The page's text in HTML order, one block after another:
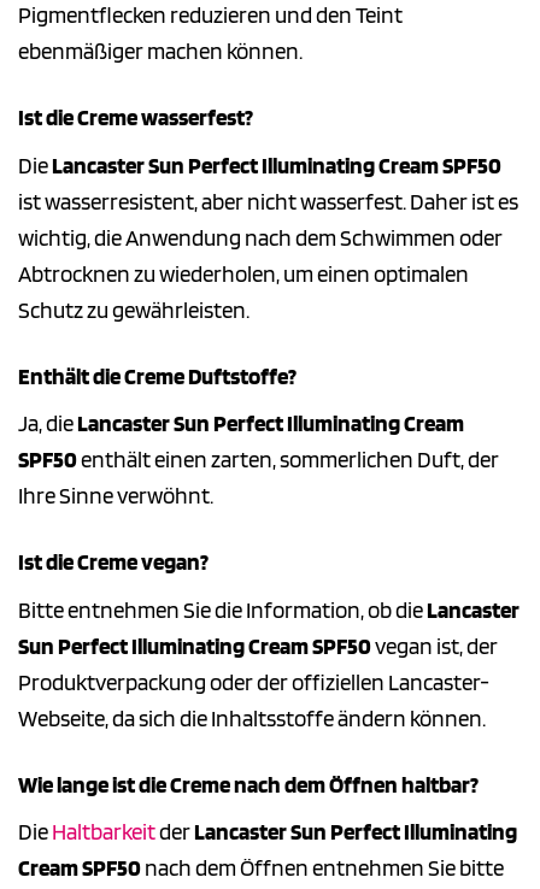
Pigmentflecken reduzieren und den Teint
ebenmäßiger machen können.
Ist die Creme wasserfest?
DieLancaster Sun Perfect Illuminating Cream SPF50
ist wasserresistent, aber nicht wasserfest. Daher ist es
wichtig, die Anwendung nach dem Schwimmen oder
Abtrocknen zu wiederholen, um einen optimalen
Schutz zu gewährleisten.
Enthält die Creme Duftstoffe?
Ja, dieLancaster Sun Perfect Illuminating Cream
SPF50enthält einen zarten, sommerlichen Duft, der
Ihre Sinne verwöhnt.
Ist die Creme vegan?
Bitte entnehmen Sie die Information, ob dieLancaster
Sun Perfect Illuminating Cream SPF50vegan ist, der
Produktverpackung oder der offiziellen Lancaster-
Webseite, da sich die Inhaltsstoffe ändern können.
Wie lange ist die Creme nach dem Öffnen haltbar?
DieHaltbarkeitderLancaster Sun Perfect Illuminating
Cream SPF50nach dem Öffnen entnehmen Sie bitte